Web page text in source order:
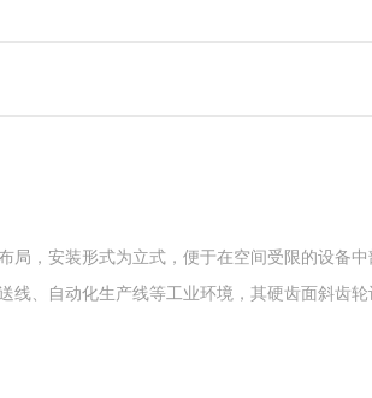
局，安装形式为立式，便于在空间受限的设备中
线、自动化生产线等工业环境，其硬齿面斜齿轮